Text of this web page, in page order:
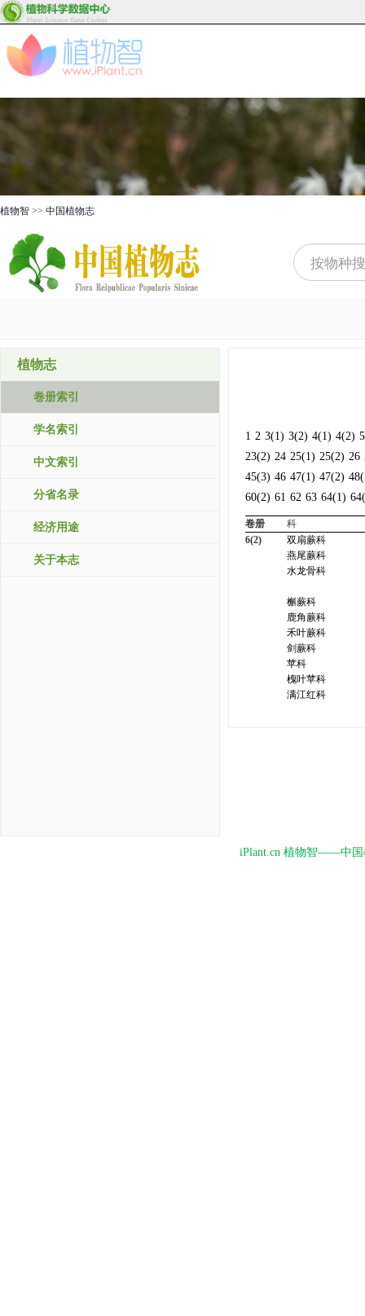
植物智 >> 中国植物志
植物志
卷册索引
学名索引
中文索引
分省名录
经济用途
关于本志
1 2 3(1) 3(2) 4(1) 4(2)
23(2) 24 25(1) 25(2) 26
45(3) 46 47(1) 47(2)
60(2) 61 62 63 64(1)
卷册
科
6(2)
双扇蕨科
燕尾蕨科
水龙骨科
槲蕨科
鹿角蕨科
禾叶蕨科
剑蕨科
苹科
槐叶苹科
满江红科
iPlant.cn 植物智——中国